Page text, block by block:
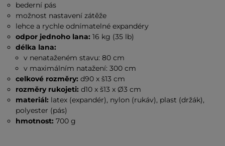
bederní pás
možnost nastavení zátěže
lehce a rychle odnímatelné expandéry
odpor jednoho lana: 16 kg (35 lb)
délka lana:
v nenataženém stavu: 80 cm
v maximálním natažení: 300 cm
celkové rozměry: d90 x š13 cm
rozměry rukojeti: d10 x š13 x Ø3 cm
materiál: latex (expandér), nylon (rukáv), plast (držák),
polyester (pás)
hmotnost: 700 g